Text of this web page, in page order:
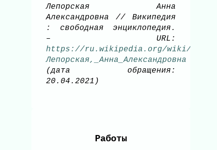
Лепорская Анна
Александровна // Википедия
: свободная энциклопедия.
– URL:
https://ru.wikipedia.org/wiki/
Лепорская,_Анна_Александровна
(дата обращения:
20.04.2021)
Работы